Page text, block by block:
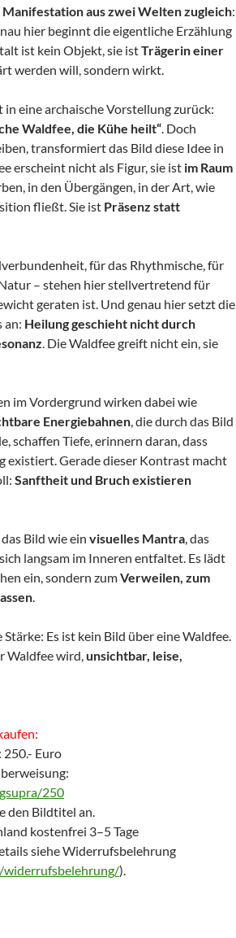
Manifestation aus zwei Welten zugleich:
hier beginnt die eigentliche Erzählung
ist kein Objekt, sie istTrägerin einer
werden will, sondern wirkt.
eine archaische Vorstellung zurück:
Waldfee, die Kühe heilt“ . Doch
transformiert das Bild diese Idee in
erscheint nicht als Figur, sie ist im Raum
in den Übergängen, in der Art, wie
fließt. Sie ist Präsenz statt
für das Rhythmische, für
– stehen hier stellvertretend für
geraten ist. Und genau hier setzt die
an: Heilung geschieht nicht durch
. Die Waldfee greift nicht ein, sie
im Vordergrund wirken dabei wie
Energiebahnen , die durch das Bild
schaffen Tiefe, erinnern daran, dass
existiert. Gerade dieser Kontrast macht
Sanftheit und Bruch existieren
Bild wie ein visuelles Mantra , das
langsam im Inneren entfaltet. Es lädt
ein, sondern zumVerweilen, zum
Es ist kein Bild über eine Waldfee.
Waldfee wird, unsichtbar, leise,
250.- Euro
250
den Bildtitel an.
kostenfrei 3–5 Tage
siehe Widerrufsbelehrung
).